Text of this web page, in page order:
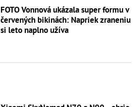
FOTO Vonnová ukázala super formu v
červených bikinách: Napriek zraneniu
si leto naplno užíva